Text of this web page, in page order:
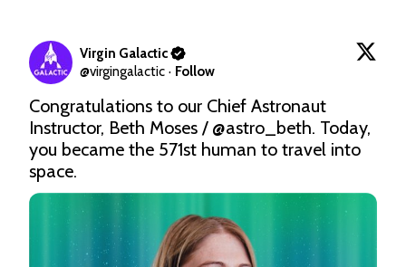
Virgin Galactic
@virgingalactic · Follow
Congratulations to our Chief Astronaut
Instructor, Beth Moses / @astro_beth. Today,
you became the 571st human to travel into
space.